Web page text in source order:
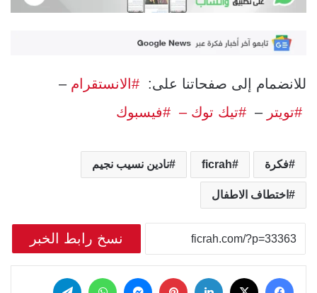
للانضمام إلى صفحاتنا على: #الانستقرام –
#تويتر – #تيك توك – #فيسبوك
فكرة ficrah نادين نسيب نجيم
اختطاف الاطفال
نسخ رابط الخبر
فيسبوك لينكدإن بينتيريست
ماسنجر واتساب